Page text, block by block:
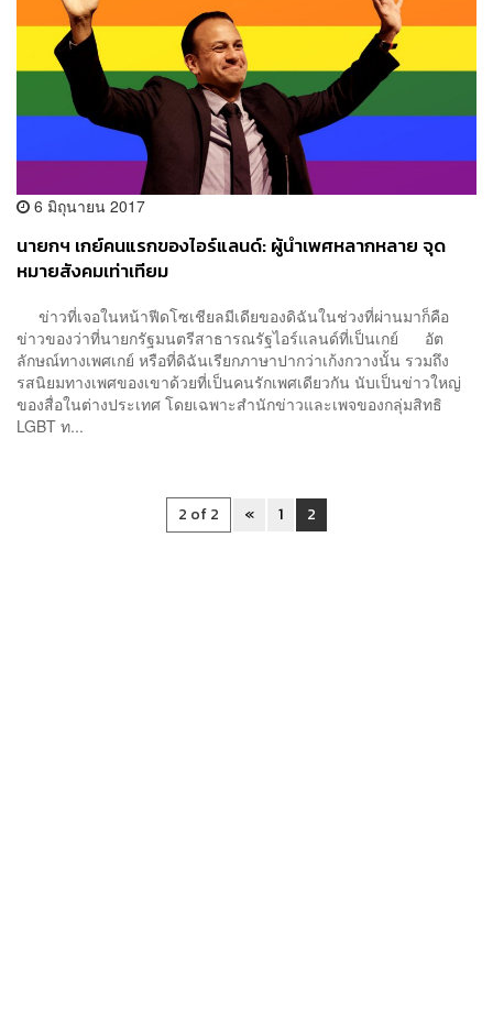
6 มิถุนายน 2017
นายกฯ เกย์คนแรกของไอร์แลนด์: ผู้นำเพศหลากหลาย จุด
หมายสังคมเท่าเทียม
ข่าวที่เจอในหน้าฟีดโซเชียลมีเดียของดิฉันในช่วงที่ผ่านมาก็คือ
ข่าวของว่าที่นายกรัฐมนตรีสาธารณรัฐไอร์แลนด์ที่เป็นเกย์ อัต
ลักษณ์ทางเพศเกย์ หรือที่ดิฉันเรียกภาษาปากว่าเก้งกวางนั้น รวมถึง
รสนิยมทางเพศของเขาด้วยที่เป็นคนรักเพศเดียวกัน นับเป็นข่าวใหญ่
ของสื่อในต่างประเทศ โดยเฉพาะสำนักข่าวและเพจของกลุ่มสิทธิ
LGBT ท...
2 of 2 « 1 2